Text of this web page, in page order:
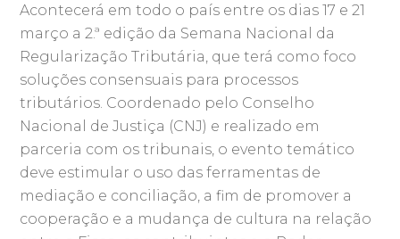
Acontecerá em todo o país entre os dias 17 e 21
março a 2.ª edição da Semana Nacional da
Regularização Tributária, que terá como foco
soluções consensuais para processos
tributários. Coordenado pelo Conselho
Nacional de Justiça (CNJ) e realizado em
parceria com os tribunais, o evento temático
deve estimular o uso das ferramentas de
mediação e conciliação, a fim de promover a
cooperação e a mudança de cultura na relação